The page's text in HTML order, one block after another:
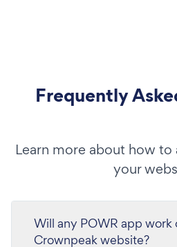
Frequently
Learn more about how
your
Will any POWR app work
Crownpeak website?